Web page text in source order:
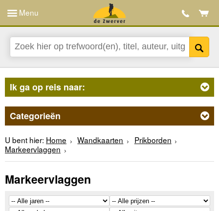
Menu
Ik ga op reis naar:
Categorieën
U bent hier: Home Wandkaarten
Prikborden
Markeervlaggen
Markeervlaggen